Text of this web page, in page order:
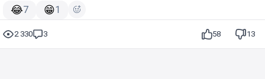
😂7 😁1
2 330 3 58 13